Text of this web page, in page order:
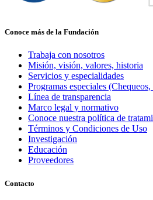
Conoce más de la Fundación
Trabaja con nosotros
Misión, visión, valores, historia
Servicios y especialidades
Programas especiales
Línea de transparencia
Marco legal y normativo
Conoce nuestra política de
Términos y Condiciones de Uso
Investigación
Educación
Proveedores
Contacto